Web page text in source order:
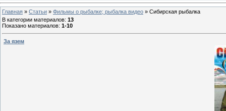
Главная » Статьи » Фильмы о рыбалке; рыбалка видео » Сибирская рыбалка
В категории материалов: 13
Показано материалов: 1-10
За язем